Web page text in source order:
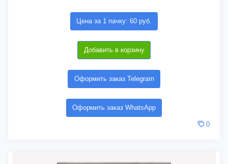
Цена за 1 пачку: 60 руб.
Добавить в корзину
Оформить заказ Telegram
Оформить заказ WhatsApp
0